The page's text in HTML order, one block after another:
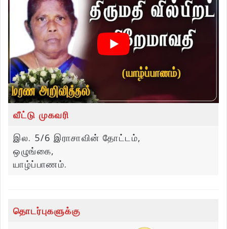
வீட்டு முகவரி
இல. 5/6 இராசாவின் தோட்டம்,
ஒழுங்கை,
யாழ்ப்பாணம்.
தொடர்புகளுக்கு